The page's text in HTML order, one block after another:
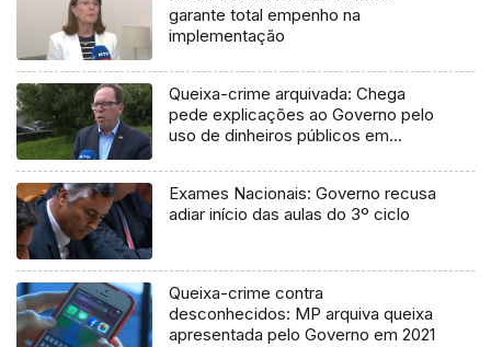
garante total empenho na
implementação
Queixa-crime arquivada: Chega
pede explicações ao Governo pelo
uso de dinheiros públicos em
Exames Nacionais: Governo recusa
adiar início das aulas do 3º ciclo
Queixa-crime contra
desconhecidos: MP arquiva queixa
apresentada pelo Governo em 2021